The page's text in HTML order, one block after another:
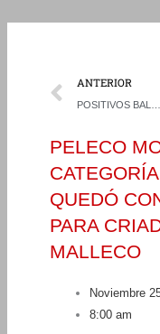
Prev
ANTERIOR
PELECO
QUEDÓ
PARA
MALLECO
Noviembre
8:00 am